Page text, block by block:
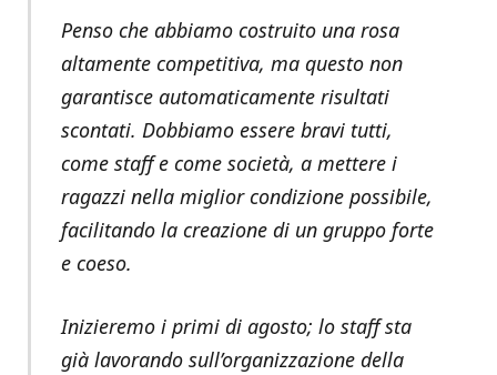
Penso che abbiamo costruito una rosa
altamente competitiva, ma questo non
garantisce automaticamente risultati
scontati. Dobbiamo essere bravi tutti,
come staff e come società, a mettere i
ragazzi nella miglior condizione possibile,
facilitando la creazione di un gruppo forte
e coeso.
Inizieremo i primi di agosto; lo staff sta
già lavorando sull’organizzazione della